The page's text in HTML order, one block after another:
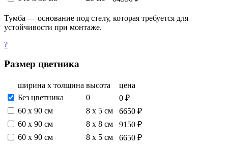
Тумба — основание под стелу, которая требуется для
устойчивости при монтаже.
?
Размер цветника
ширина х толщина высота
цена
Без цветника
0
0 ₽
60 х 90 см
8 х 5 см
6650 ₽
60 х 90 см
8 х 8 см
9150 ₽
60 х 90 см
8 х 5 см
6650 ₽